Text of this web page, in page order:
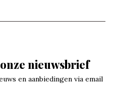
nieuwsbrief
en aanbiedingen via email